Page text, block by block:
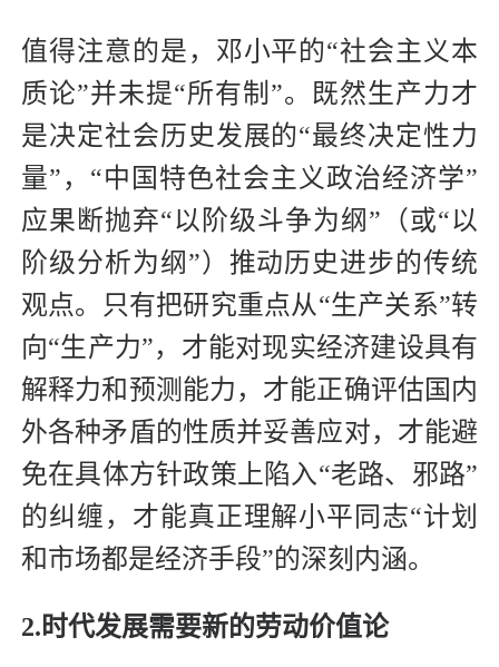
值得注意的是，邓小平的“社会主义本
质论”并未提“所有制”。既然生产力才
是决定社会历史发展的“最终决定性力
量”，“中国特色社会主义政治经济学”
应果断抛弃“以阶级斗争为纲”（或“以
阶级分析为纲”）推动历史进步的传统
观点。只有把研究重点从“生产关系”转
向“生产力”，才能对现实经济建设具有
解释力和预测能力，才能正确评估国内
外各种矛盾的性质并妥善应对，才能避
免在具体方针政策上陷入“老路、邪路”
的纠缠，才能真正理解小平同志“计划
和市场都是经济手段”的深刻内涵。
2.时代发展需要新的劳动价值论